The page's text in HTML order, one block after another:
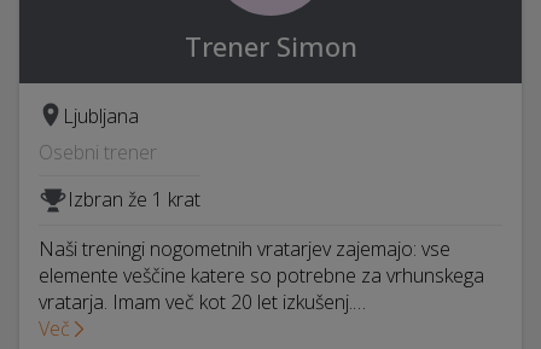
Trener Simon
Ljubljana
Osebni trener
Izbran že 1 krat
Naši treningi nogometnih vratarjev zajemajo: vse
elemente veščine katere so potrebne za vrhunskega
vratarja. Imam več kot 20 let izkušenj.…
Več